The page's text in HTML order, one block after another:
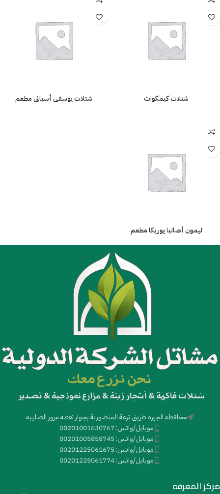
شتلات كيمكوات شتلات يوسفي أسبانى مطعم
ليمون أضاليا يوريكا مطعم
محافظه الجيزة طريق ترعة المنصورية بجوار نقطه مرور الصليبه
موبايل/واتس: 00201001630767
موبايل/واتس: 00201005858745
موبايل/واتس: 00201225061675
موبايل/واتس: 00201225061774
مركز المعرفه